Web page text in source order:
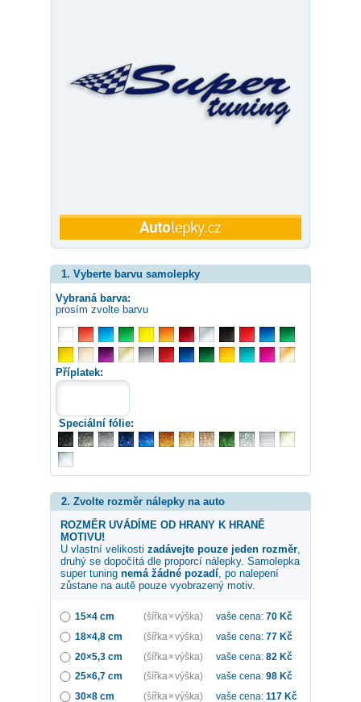
1. Vyberte barvu samolepky
Vybraná barva:
prosím zvolte barvu
Příplatek:
Speciální fólie:
2. Zvolte rozměr nálepky na auto
ROZMĚR UVÁDÍME OD HRANY K HRANĚ
MOTIVU!
U vlastní velikosti zadávejte pouze jeden rozměr,
druhý se dopočítá dle proporcí nálepky. Samolepka
super tuning nemá žádné pozadí, po nalepení
zůstane na autě pouze vyobrazený motiv.
15×4 cm (šířka × výška) vaše cena: 70 Kč
18×4,8 cm
(šířka × výška) vaše cena: 77 Kč
20×5,3 cm
(šířka × výška) vaše cena: 82 Kč
25×6,7 cm
(šířka × výška) vaše cena: 98 Kč
30×8 cm
(šířka × výška) vaše cena: 117 Kč